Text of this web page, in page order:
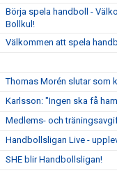
Börja spela handboll -
Bollkul!
Välkommen att spela
Thomas Morén slutar som
Karlsson: "Ingen ska få
Medlems- och
Handbollsligan Live -
SHE blir Handbollsligan!